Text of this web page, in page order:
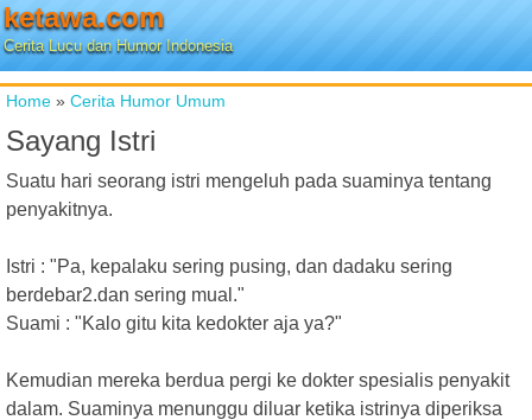
ketawa.com
Cerita Lucu dan Humor Indonesia
Home » Cerita Humor Umum
Sayang Istri
Suatu hari seorang istri mengeluh pada suaminya tentang
penyakitnya.
Istri : "Pa, kepalaku sering pusing, dan dadaku sering
berdebar2.dan sering mual."
Suami : "Kalo gitu kita kedokter aja ya?"
Kemudian mereka berdua pergi ke dokter spesialis penyakit
dalam. Suaminya menunggu diluar ketika istrinya diperiksa